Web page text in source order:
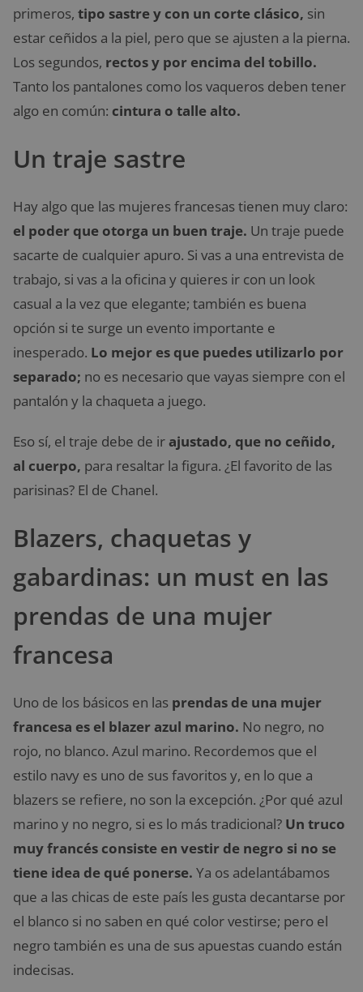
primeros, tipo sastre y con un corte clásico, sin
estar ceñidos a la piel, pero que se ajusten a la pierna.
Los segundos, rectos y por encima del tobillo.
Tanto los pantalones como los vaqueros deben tener
algo en común: cintura o talle alto.
Un traje sastre
Hay algo que las mujeres francesas tienen muy claro:
el poder que otorga un buen traje. Un traje puede
sacarte de cualquier apuro. Si vas a una entrevista de
trabajo, si vas a la oficina y quieres ir con un look
casual a la vez que elegante; también es buena
opción si te surge un evento importante e
inesperado. Lo mejor es que puedes utilizarlo por
separado; no es necesario que vayas siempre con el
pantalón y la chaqueta a juego.
Eso sí, el traje debe de ir ajustado, que no ceñido,
al cuerpo, para resaltar la figura. ¿El favorito de las
parisinas? El de Chanel.
Blazers, chaquetas y
gabardinas: un must en las
prendas de una mujer
francesa
Uno de los básicos en las prendas de una mujer
francesa es el blazer azul marino. No negro, no
rojo, no blanco. Azul marino. Recordemos que el
estilo navy es uno de sus favoritos y, en lo que a
blazers se refiere, no son la excepción. ¿Por qué azul
marino y no negro, si es lo más tradicional? Un truco
muy francés consiste en vestir de negro si no se
tiene idea de qué ponerse. Ya os adelantábamos
que a las chicas de este país les gusta decantarse por
el blanco si no saben en qué color vestirse; pero el
negro también es una de sus apuestas cuando están
indecisas.